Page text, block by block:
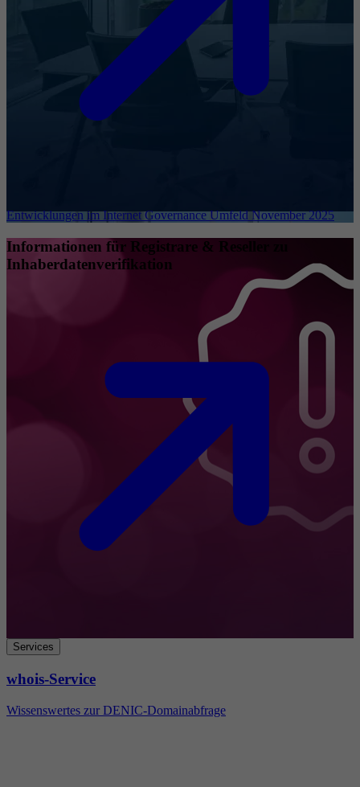
Entwicklungen im Internet Governance Umfeld November 2025
Informationen für Registrare & Reseller zu
Inhaberdatenverifikation
Services
whois-Service
Wissenswertes zur DENIC-Domainabfrage